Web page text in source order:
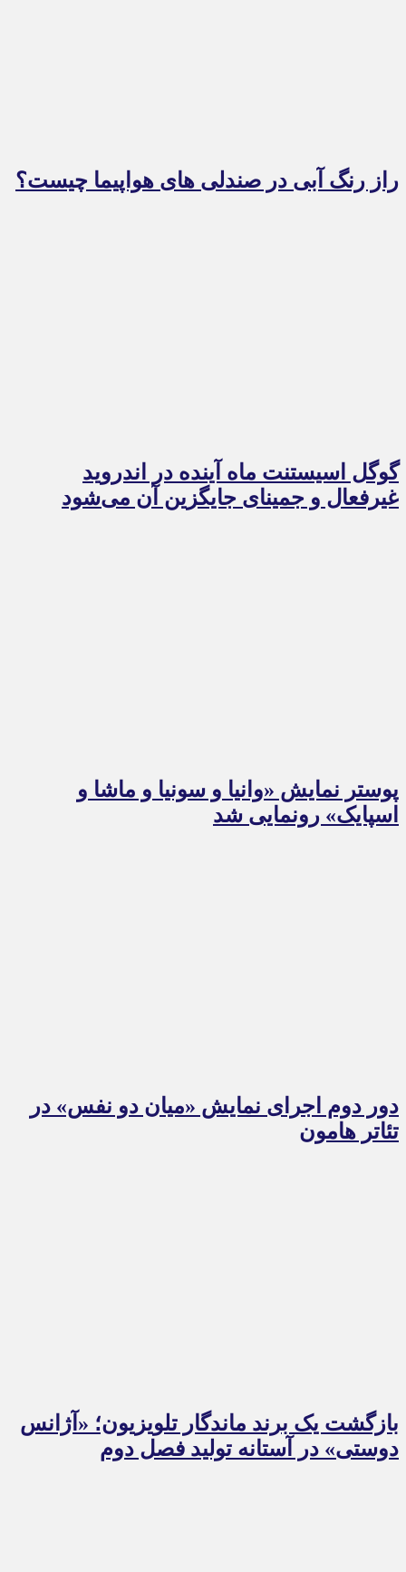
راز رنگ آبی در صندلی های هواپیما چیست؟
گوگل اسیستنت ماه آینده در اندروید
غیرفعال و جمینای جایگزین آن می‌شود
پوستر نمایش «وانیا و سونیا و ماشا و
اسپایک» رونمایی شد
دور دوم اجرای نمایش «میان دو نفس» در
تئاتر هامون
بازگشت یک برند ماندگار تلویزیون؛ «آژانس
دوستی» در آستانه تولید فصل دوم